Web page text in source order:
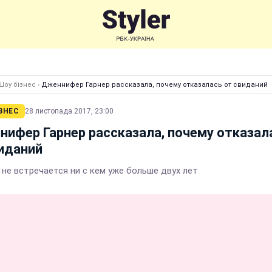
бізнес › Дженнифер Гарнер рассказала, почему отказалась от свиданий
28 листопада 2017, 23:00
Гарнер рассказала, почему
встречается ни с кем уже больше двух лет